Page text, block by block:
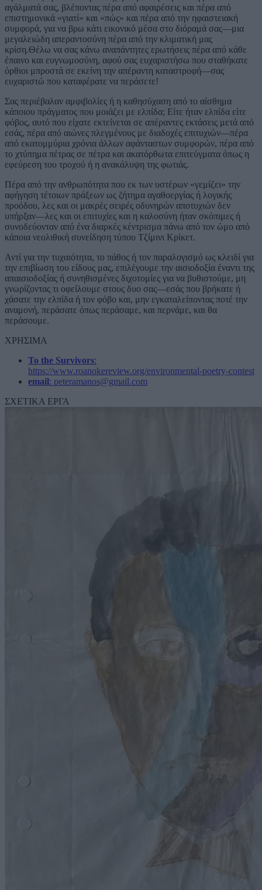
αγάλματά σας, βλέποντας πέρα από αφαιρέσεις και πέρα από
επιστημονικά «γιατί» και «πώς» και πέρα από την ηφαιστειακή
συμφορά, για να βρω κάτι εικονικό μέσα στο διόραμά σας—μια
μεγαλειώδη απεραντοσύνη πέρα από την κλιματική μας
κρίση.Θέλω να σας κάνω αναπάντητες ερωτήσεις πέρα από κάθε
έπαινο και ευγνωμοσύνη, αφού σας ευχαριστήσω που σταθήκατε
όρθιοι μπροστά σε εκείνη την απέραντη καταστροφή—σας
ευχαριστώ που καταφέρατε να περάσετε!
Σας περιέβαλαν αμφιβολίες ή η καθησύχαση από το αίσθημα
κάποιου πράγματος που μοιάζει με ελπίδα; Είτε ήταν ελπίδα είτε
φόβος, αυτό που είχατε εκτείνεται σε απέραντες εκτάσεις μετά από
εσάς, πέρα από αιώνες πλεγμένους με διαδοχές επιτυχιών—πέρα
από εκατομμύρια χρόνια άλλων αφάνταστων συμφορών, πέρα από
το χτύπημα πέτρας σε πέτρα και ακατόρθωτα επιτεύγματα όπως η
εφεύρεση του τροχού ή η ανακάλυψη της φωτιάς.
Πέρα από την ανθρωπότητα που εκ των υστέρων «γεμίζει» την
αφήγηση τέτοιων πράξεων ως ζήτημα αγαθοεργίας ή λογικής
προόδου, λες και οι μακρές σειρές οδυνηρών αποτυχιών δεν
υπήρξαν—λες και οι επιτυχίες και η καλοσύνη ήταν σκόπιμες ή
συνοδεύονταν από ένα διαρκές κέντρισμα πάνω από τον ώμο από
κάποια νεολιθική συνείδηση τύπου Τζίμινι Κρίκετ.
Αντί για την τυχαιότητα, το πάθος ή τον παραλογισμό ως κλειδί για
την επιβίωση του είδους μας, επιλέγουμε την αισιοδοξία έναντι της
απαισιοδοξίας ή συνηθισμένες διχοτομίες για να βυθιστούμε, μη
γνωρίζοντας τι οφείλουμε στους δυο σας—εσάς που βρήκατε ή
χάσατε την ελπίδα ή τον φόβο και, μην εγκαταλείποντας ποτέ την
αναμονή, περάσατε όπως περάσαμε, και περνάμε, και θα
περάσουμε.
ΧΡΗΣΙΜΑ
To the Survivors:
https://www.roanokereview.org/environmental-poetry-contest
email: peteramanos@gmail.com
ΣΧΕΤΙΚΑ ΕΡΓΑ